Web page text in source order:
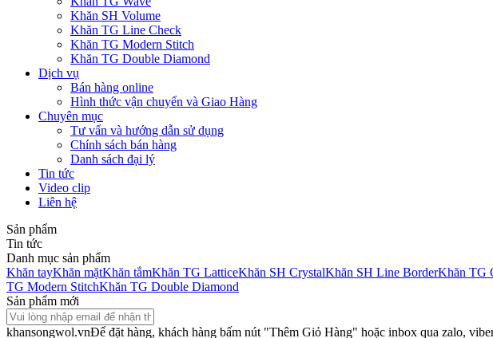
Khăn SH Volume
Khăn TG Line Check
Khăn TG Modern Stitch
Khăn TG Double Diamond
Dịch vụ
Bán hàng online
Hình thức vận chuyển và Giao Hàng
Chuyên mục
Tư vấn và hướng dẫn sử dụng
Chính sách bán hàng
Danh sách đại lý
Tin tức
Video clip
Liên hệ
Sản phẩm
Tin tức
Danh mục sản phẩm
Khăn tayKhăn mặtKhăn tắmKhăn TG LatticeKhăn SH CrystalKhăn SH Line BorderKhăn TG
TG Modern StitchKhăn TG Double Diamond
Sản phẩm mới
khansongwol.vnĐể đặt hàng, khách hàng bấm nút "Thêm Giỏ Hàng" hoặc inbox qua zalo,